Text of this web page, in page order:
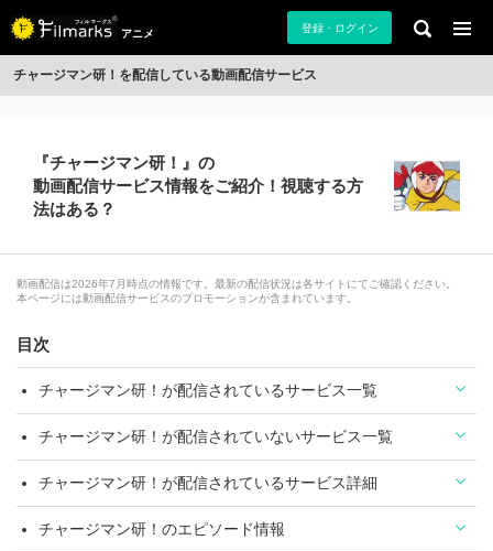
アニメ 登録・ログイン
チャージマン研！を配信している動画配信サービス
『チャージマン研！』の
動画配信サービス情報をご紹介！視聴する方
法はある？
動画配信は2026年7月時点の情報です。最新の配信状況は各サイトにてご確認ください。
本ページには動画配信サービスのプロモーションが含まれています。
目次
チャージマン研！が配信されているサービス一覧
チャージマン研！が配信されていないサービス一覧
チャージマン研！が配信されているサービス詳細
チャージマン研！のエピソード情報